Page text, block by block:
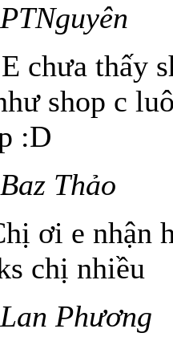
chưa thấy
shop c
:D
Thảo
ơi e nhận
chị nhiều
Phương